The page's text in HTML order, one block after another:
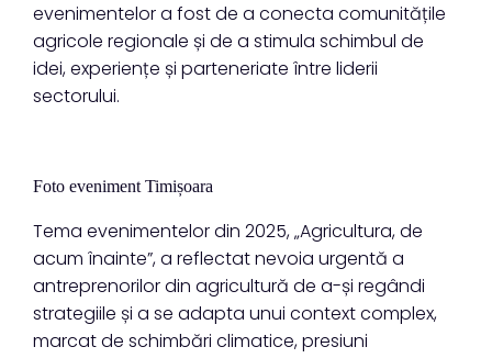
evenimentelor a fost de a conecta comunitățile
agricole regionale și de a stimula schimbul de
idei, experiențe și parteneriate între liderii
sectorului.
Foto eveniment Timișoara
Tema evenimentelor din 2025, „Agricultura, de
acum înainte”, a reflectat nevoia urgentă a
antreprenorilor din agricultură de a-și regândi
strategiile și a se adapta unui context complex,
marcat de schimbări climatice, presiuni